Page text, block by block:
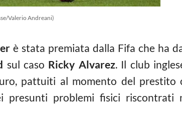
Valerio Andreani)
è stata premiata dalla Fifa che ha
sul caso Ricky Alvarez. Il club
pattuiti al momento del
presunti problemi fisici riscontrati